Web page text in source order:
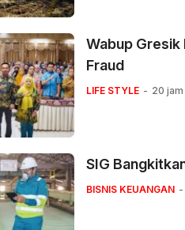
Wabup Gresik
Fraud
LIFE STYLE 20
SIG
BISNIS KEUANGAN